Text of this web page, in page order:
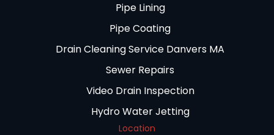
Pipe Lining
Pipe Coating
Drain Cleaning Service Danvers MA
Sewer Repairs
Video Drain Inspection
Hydro Water Jetting
Location